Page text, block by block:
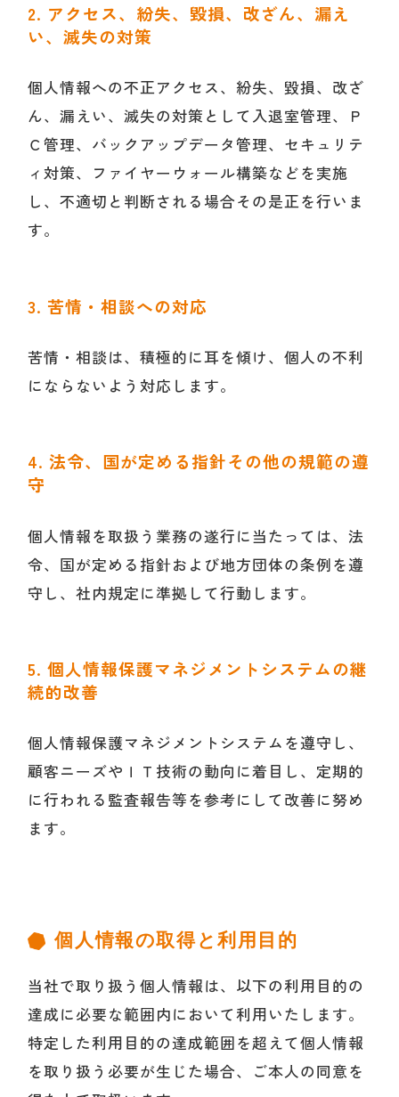
2. アクセス、紛失、毀損、改ざん、漏え
い、滅失の対策
個人情報への不正アクセス、紛失、毀損、改ざ
ん、漏えい、滅失の対策として入退室管理、Ｐ
Ｃ管理、バックアップデータ管理、セキュリテ
ィ対策、ファイヤーウォール構築などを実施
し、不適切と判断される場合その是正を行いま
す。
3. 苦情・相談への対応
苦情・相談は、積極的に耳を傾け、個人の不利
にならないよう対応します。
4. 法令、国が定める指針その他の規範の遵
守
個人情報を取扱う業務の遂行に当たっては、法
令、国が定める指針および地方団体の条例を遵
守し、社内規定に準拠して行動します。
5. 個人情報保護マネジメントシステムの継
続的改善
個人情報保護マネジメントシステムを遵守し、
顧客ニーズやＩＴ技術の動向に着目し、定期的
に行われる監査報告等を参考にして改善に努め
ます。
個人情報の取得と利用目的
当社で取り扱う個人情報は、以下の利用目的の
達成に必要な範囲内において利用いたします。
特定した利用目的の達成範囲を超えて個人情報
を取り扱う必要が生じた場合、ご本人の同意を